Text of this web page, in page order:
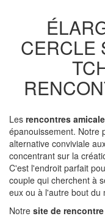
CERCLE
Les rencontres
épanouissement. Notre
alternative conviviale
concentrant sur la
C'est l'endroit parfait
couple qui cherchent à
eux ou à l'autre bout du
Notre site de